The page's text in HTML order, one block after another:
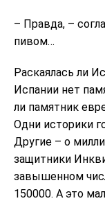
– Правда, –
пивом…
Раскаялась ли
Испании нет
ли памятник
Одни историки
Другие – о
защитники
завышенном
150000. А это